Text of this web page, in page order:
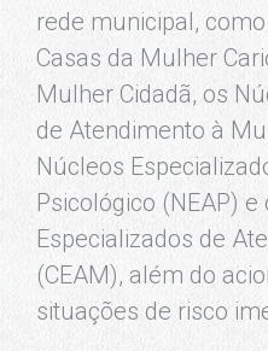
rede municipal,
Casas da Mulher
Mulher Cidadã, os
de Atendimento à
Núcleos
Psicológico (NEAP) e
Especializados de
(CEAM), além do
situações de risco